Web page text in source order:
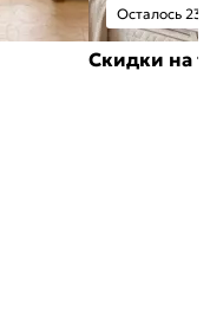
Осталось 23
Скидки на